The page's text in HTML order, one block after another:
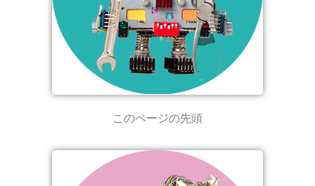
このページの先頭